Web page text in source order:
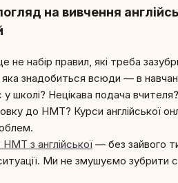
на вивчення
не набір правил, які треба
знадобиться всюди — в
школі? Нецікава подача
до НМТ? Курси англійської
з англійської — без зайвого
Ми не змушуємо зубрити